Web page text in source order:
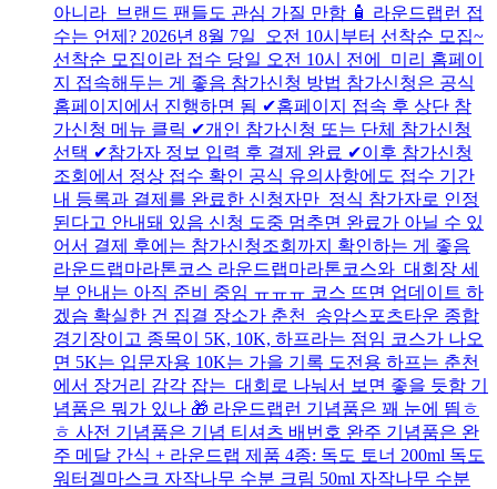
아니라 브랜드 팬들도 관심 가질 만함 🧴 라운드랩런 접
수는 언제? 2026년 8월 7일 오전 10시부터 선착순 모집~
선착순 모집이라 접수 당일 오전 10시 전에 미리 홈페이
지 접속해두는 게 좋음 참가신청 방법 참가신청은 공식
홈페이지에서 진행하면 됨 ✔홈페이지 접속 후 상단 참
가신청 메뉴 클릭 ✔개인 참가신청 또는 단체 참가신청
선택 ✔참가자 정보 입력 후 결제 완료 ✔이후 참가신청
조회에서 정상 접수 확인 공식 유의사항에도 접수 기간
내 등록과 결제를 완료한 신청자만 정식 참가자로 인정
된다고 안내돼 있음 신청 도중 멈추면 완료가 아닐 수 있
어서 결제 후에는 참가신청조회까지 확인하는 게 좋음
라운드랩마라톤코스 라운드랩마라톤코스와 대회장 세
부 안내는 아직 준비 중임 ㅠㅠㅠ 코스 뜨면 업데이트 하
겠슴 확실한 건 집결 장소가 춘천 송암스포츠타운 종합
경기장이고 종목이 5K, 10K, 하프라는 점임 코스가 나오
면 5K는 입문자용 10K는 가을 기록 도전용 하프는 춘천
에서 장거리 감각 잡는 대회로 나눠서 보면 좋을 듯함 기
념품은 뭐가 있나 🎁 라운드랩런 기념품은 꽤 눈에 띔ㅎ
ㅎ 사전 기념품은 기념 티셔츠 배번호 완주 기념품은 완
주 메달 간식 + 라운드랩 제품 4종: 독도 토너 200ml 독도
워터겔마스크 자작나무 수분 크림 50ml 자작나무 수분